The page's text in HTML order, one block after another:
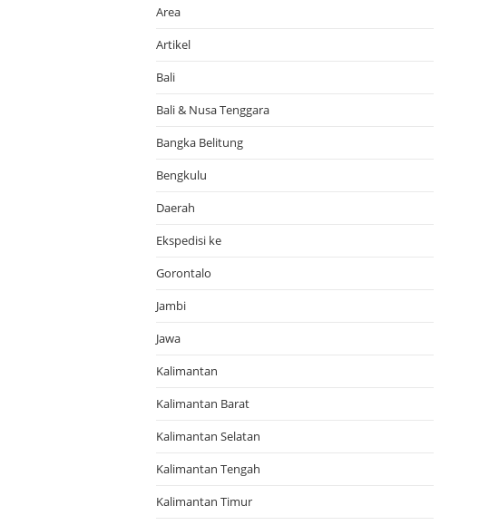
Area
Artikel
Bali
Bali & Nusa Tenggara
Bangka Belitung
Bengkulu
Daerah
Ekspedisi ke
Gorontalo
Jambi
Jawa
Kalimantan
Kalimantan Barat
Kalimantan Selatan
Kalimantan Tengah
Kalimantan Timur